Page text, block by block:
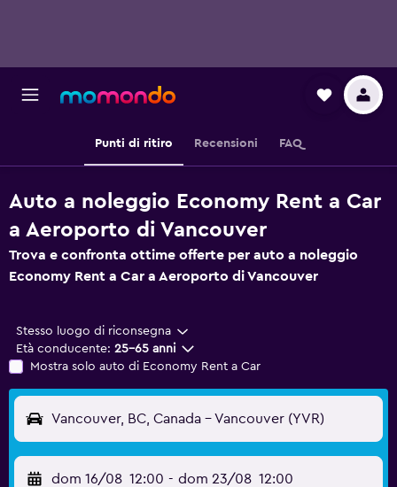
Punti di ritiro Recensioni FAQ
Auto a noleggio Economy Rent a Car
a Aeroporto di Vancouver
Trova e confronta ottime offerte per auto a noleggio
Economy Rent a Car a Aeroporto di Vancouver
Stesso luogo di riconsegna
Età conducente: 25-65 anni
Mostra solo auto di Economy Rent a Car
Vancouver, BC, Canada - Vancouver (YVR)
dom 16/08 12:00 - dom 23/08 12:00